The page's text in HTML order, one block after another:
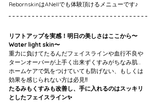
RebornskinはANellでも体験頂けるメニューです♪
リフトアップを実感！明日の美しさはここから〜
Water light skin〜
重力に負けてたるんだフェイスラインや血行不良や
ターンオーバーが上手く出来ずくすみがちなみ肌…
ホームケアで気をつけていても防げない、もしくは
効果を感じられない方は必見‼️
たるみもくすみも改善し、手に入れるのはスッキリ
としたフェイスライン✨